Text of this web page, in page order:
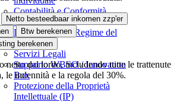
Contabilità e Conformità
Fiscale
Domanda per il Regime del
30%
Servizi Legali
Supporto WBSO / Innovation
Box
Protezione della Proprietà
Intellettuale (IP)
Netto besteedbaar inkomen zzp'er
Btw berekenen
berekenen
netto dal lordo, includendo tutte le trattenute
le indennità e la regola del 30%.